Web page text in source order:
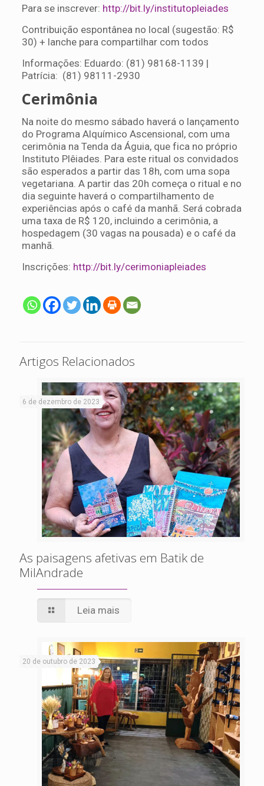
Para se inscrever: http://bit.ly/institutopleiades
Contribuição espontânea no local (sugestão: R$
30) + lanche para compartilhar com todos
Informações: Eduardo: (81) 98168-1139 |
Patrícia: (81) 98111-2930
Cerimônia
Na noite do mesmo sábado haverá o lançamento
do Programa Alquímico Ascensional, com uma
cerimônia na Tenda da Águia, que fica no próprio
Instituto Plêiades. Para este ritual os convidados
são esperados a partir das 18h, com uma sopa
vegetariana. A partir das 20h começa o ritual e no
dia seguinte haverá o compartilhamento de
experiências após o café da manhã. Será cobrada
uma taxa de R$ 120, incluindo a cerimônia, a
hospedagem (30 vagas na pousada) e o café da
manhã.
Inscrições: http://bit.ly/cerimoniapleiades
Artigos Relacionados
6 de dezembro de 2023
As paisagens afetivas em Batik de
MilAndrade
Leia mais
20 de outubro de 2023